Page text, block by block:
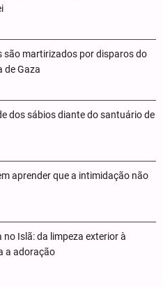
são martirizados por disparos do
de Gaza
dos sábios diante do santuário de
aprender que a intimidação não
no Islã: da limpeza exterior à
a adoração